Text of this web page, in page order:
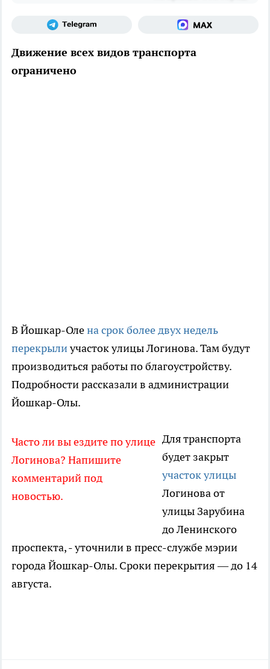
Движение всех видов транспорта
ограничено
В Йошкар-Олена срок более двух недель
перекрылиучасток улицы Логинова. Там будут
производиться работы по благоустройству.
Подробности рассказали в администрации
Йошкар-Олы.
Часто ли вы ездите по улице
Логинова? Напишите
комментарий под
новостью.
Для транспорта
будет закрыт
участок улицы
Логинова от
улицы Зарубина
до Ленинского
проспекта, - уточнили в пресс-службе мэрии
города Йошкар-Олы. Сроки перекрытия — до 14
августа.